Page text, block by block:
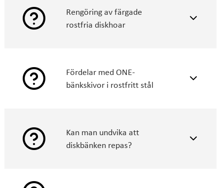
rostprickar
Rengöring av färgade
rostfria diskhoar
Fördelar med ONE-
bänkskivor i rostfritt stål
Lätt att rengöra
Hållbar
Höjd: 5 cm
Kan man undvika att
diskbänken repas?